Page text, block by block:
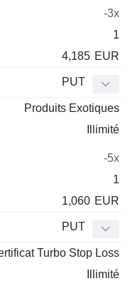
-3x
1
4,185 EUR
PUT
Produits Exotiques
Illimité
-5x
1
1,060 EUR
PUT
Turbo Stop Loss
Illimité